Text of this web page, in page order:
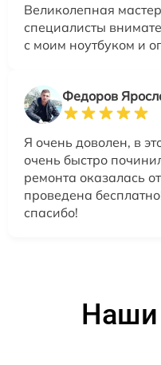
Великолепная
специалисты
с моим ноутбуком и
Федоров
Я очень доволен, в
очень быстро
ремонта оказалась
проведена
спасибо!
Наши